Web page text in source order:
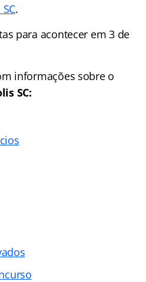
.
para acontecer em 3 de
informações sobre o
SC: